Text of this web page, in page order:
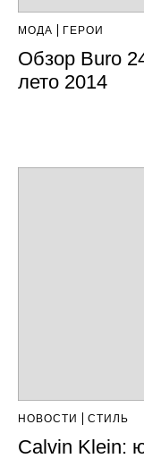
МОДА ГЕРОИ
Обзор Buro
лето 2014
НОВОСТИ СТИЛЬ
Calvin Klein: